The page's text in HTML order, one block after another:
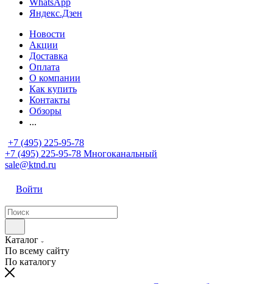
WhatsApp
Яндекс.Дзен
Новости
Акции
Доставка
Оплата
О компании
Как купить
Контакты
Обзоры
...
+7 (495) 225-95-78
+7 (495) 225-95-78 Многоканальный
sale@ktnd.ru
Войти
Каталог
По всему сайту
По каталогу